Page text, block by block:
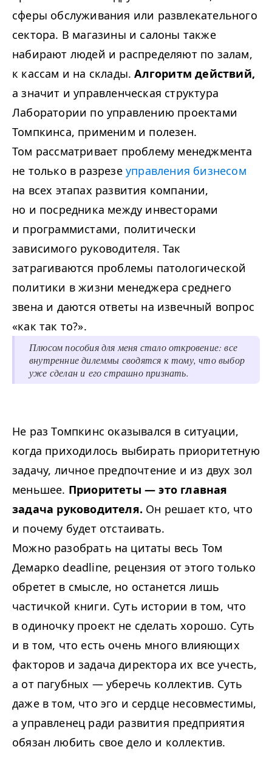
сферы обслуживания или развлекательного
сектора. В магазины и салоны также
набирают людей и распределяют по залам,
к кассам и на склады.Алгоритм действий,
а значит и управленческая структура
Лаборатории по управлению проектами
Томпкинса, применим и полезен.
Том рассматривает проблему менеджмента
не только в разрезе управления бизнесом
на всех этапах развития компании,
но и посредника между инвесторами
и программистами, политически
зависимого руководителя. Так
затрагиваются проблемы патологической
политики в жизни менеджера среднего
звена и даются ответы на извечный вопрос
«как так то?».
Плюсом пособия для меня стало откровение: все
внутренние дилеммы сводятся к тому, что выбор
уже сделан и его страшно признать.
Не раз Томпкинс оказывался в ситуации,
когда приходилось выбирать приоритетную
задачу, личное предпочтение и из двух зол
меньшее. Приоритеты — это главная
задача руководителя. Он решает кто, что
и почему будет отстаивать.
Можно разобрать на цитаты весь Том
Демарко deadline, рецензия от этого только
обретет в смысле, но останется лишь
частичкой книги. Суть истории в том, что
в одиночку проект не сделать хорошо. Суть
и в том, что есть очень много влияющих
факторов и задача директора их все учесть,
а от пагубных — уберечь коллектив. Суть
даже в том, что эго и сердце несовместимы,
а управленец ради развития предприятия
обязан любить свое дело и коллектив.